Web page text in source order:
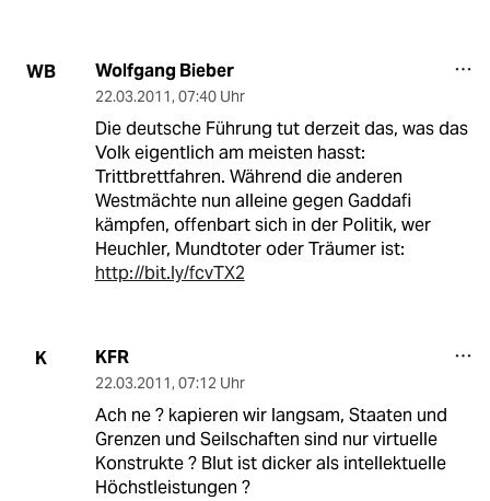
WB Wolfgang Bieber
22.03.2011, 07:40 Uhr
Die deutsche Führung tut derzeit das, was das
Volk eigentlich am meisten hasst:
Trittbrettfahren. Während die anderen
Westmächte nun alleine gegen Gaddafi
kämpfen, offenbart sich in der Politik, wer
Heuchler, Mundtoter oder Träumer ist:
http://bit.ly/fcvTX2
K KFR
22.03.2011, 07:12 Uhr
Ach ne ? kapieren wir langsam, Staaten und
Grenzen und Seilschaften sind nur virtuelle
Konstrukte ? Blut ist dicker als intellektuelle
Höchstleistungen ?